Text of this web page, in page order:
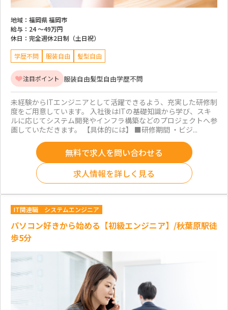
地域： 福岡県 福岡市
給与： 24 ～49万円
休日： 完全週休2日制（土日祝）
学歴不問 服装自由 髪型自由
注目ポイント 服装自由髪型自由学歴不問
未経験からITエンジニアとして活躍できるよう、充実した研修制
度をご用意しています。 入社後はITの基礎知識から学び、スキ
ルに応じてシステム開発やインフラ構築などのプロジェクトへ参
画していただきます。 【具体的には】 ■研修期間 ・ビジ...
無料で求人を問い合わせる
求人情報を詳しく見る
IT関連職 システムエンジニア
パソコン好きから始める【初級エンジニア】/秋葉原駅徒
歩5分